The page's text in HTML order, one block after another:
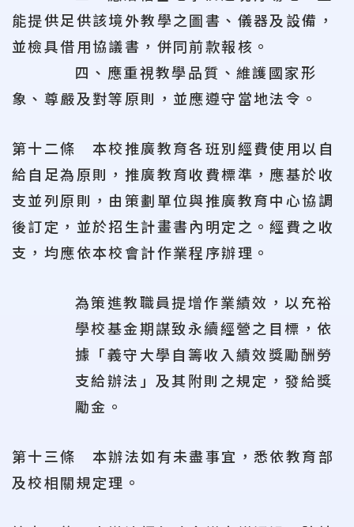
能提供足供該境外教學之圖書、儀器及設備，
並檢具借用協議書，併同前款報核。
四、應重視教學品質、維護國家形
象、尊嚴及對等原則，並應遵守當地法令。
第十二條 本校推廣教育各班別經費使用以自
給自足為原則，推廣教育收費標準，應基於收
支並列原則，由策劃單位與推廣教育中心協調
後訂定，並於招生計畫書內明定之。經費之收
支，均應依本校會計作業程序辦理。
為策進教職員提增作業績效，以充裕
學校基金期謀致永續經營之目標，依
據「義守大學自籌收入績效獎勵酬勞
支給辦法」及其附則之規定，發給獎
勵金。
第十三條 本辦法如有未盡事宜，悉依教育部
及校相關規定理。